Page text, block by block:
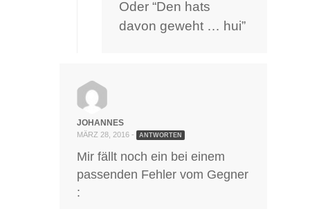
Oder “Den hats
davon geweht … hui”
JOHANNES
MÄRZ 28, 2016 - ANTWORTEN
Mir fällt noch ein bei einem
passenden Fehler vom Gegner
: